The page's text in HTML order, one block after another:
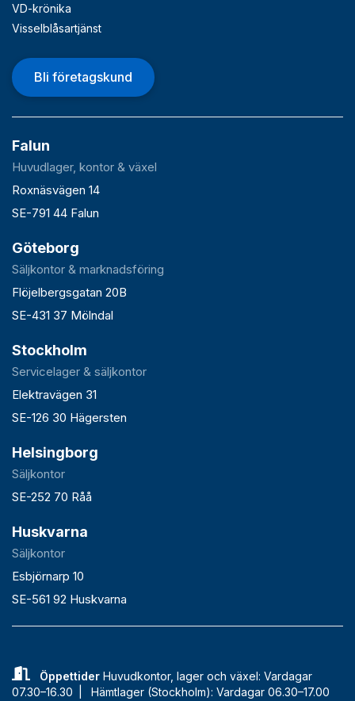
VD-krönika
Visselblåsartjänst
Bli företagskund
Falun
Huvudlager, kontor & växel
Roxnäsvägen 14
SE-791 44 Falun
Göteborg
Säljkontor & marknadsföring
Flöjelbergsgatan 20B
SE-431 37 Mölndal
Stockholm
Servicelager & säljkontor
Elektravägen 31
SE-126 30 Hägersten
Helsingborg
Säljkontor
SE-252 70 Råå
Huskvarna
Säljkontor
Esbjörnarp 10
SE-561 92 Huskvarna
ÖppettiderHuvudkontor, lager och växel: Vardagar
07.30–16.30 | Hämtlager (Stockholm): Vardagar 06.30–17.00